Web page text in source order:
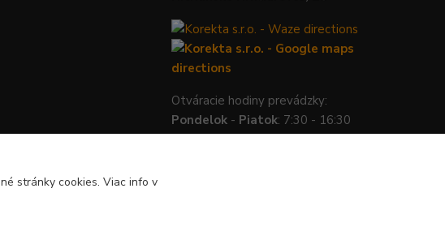
Otváracie hodiny prevádzky:
Pondelok - Piatok: 7:30 - 16:30
stránky cookies. Viac info v